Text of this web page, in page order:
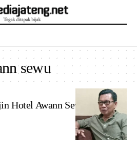
sewu
Hotel Awann Sewu Perlu